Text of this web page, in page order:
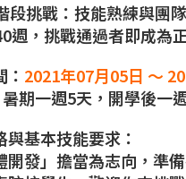
段挑戰：技能熟練與團
週，挑戰通過者即成為
2021年07月05日 ～
期一週5天，開學後一
與基本技能要求：
開發」擔當為志向，準